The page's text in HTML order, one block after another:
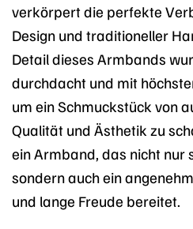
verkörpert die perfekte
Design und traditioneller
Detail dieses Armbands
durchdacht und mit
um ein Schmuckstück von
Qualität und Ästhetik zu
ein Armband, das nicht nur
sondern auch ein
und lange Freude bereitet.